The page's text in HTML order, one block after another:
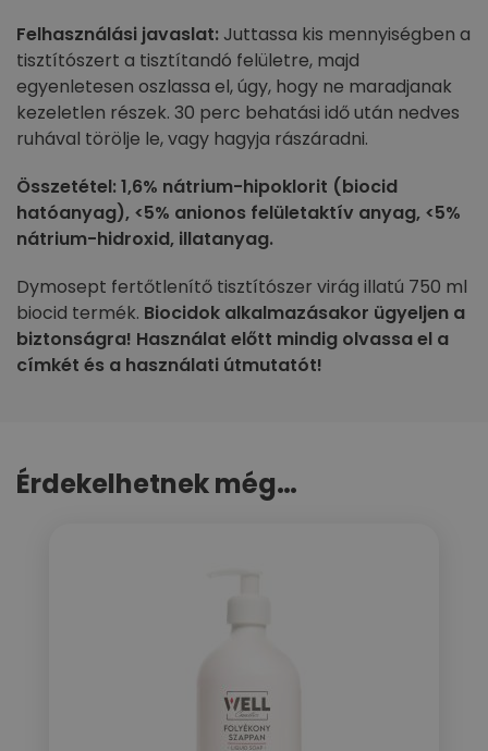
Felhasználási javaslat: Juttassa kis mennyiségben a
tisztítószert a tisztítandó felületre, majd
egyenletesen oszlassa el, úgy, hogy ne maradjanak
kezeletlen részek. 30 perc behatási idő után nedves
ruhával törölje le, vagy hagyja rászáradni.
Összetétel: 1,6% nátrium-hipoklorit (biocid
hatóanyag), <5% anionos felületaktív anyag, <5%
nátrium-hidroxid, illatanyag.
Dymosept fertőtlenítő tisztítószer virág illatú 750 ml
biocid termék. Biocidok alkalmazásakor ügyeljen a
biztonságra! Használat előtt mindig olvassa el a
címkét és a használati útmutatót!
Érdekelhetnek még…